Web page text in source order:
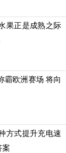
果正是成熟之际
霸欧洲赛场 将向
方式提升充电速
案